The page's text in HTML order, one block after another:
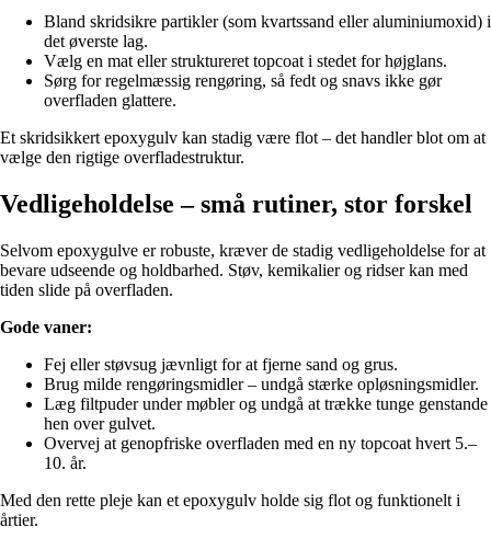
Bland skridsikre partikler (som kvartssand eller aluminiumoxid) i
det øverste lag.
Vælg en mat eller struktureret topcoat i stedet for højglans.
Sørg for regelmæssig rengøring, så fedt og snavs ikke gør
overfladen glattere.
Et skridsikkert epoxygulv kan stadig være flot – det handler blot om at
vælge den rigtige overfladestruktur.
Vedligeholdelse – små rutiner, stor forskel
Selvom epoxygulve er robuste, kræver de stadig vedligeholdelse for at
bevare udseende og holdbarhed. Støv, kemikalier og ridser kan med
tiden slide på overfladen.
Gode vaner:
Fej eller støvsug jævnligt for at fjerne sand og grus.
Brug milde rengøringsmidler – undgå stærke opløsningsmidler.
Læg filtpuder under møbler og undgå at trække tunge genstande
hen over gulvet.
Overvej at genopfriske overfladen med en ny topcoat hvert 5.–
10. år.
Med den rette pleje kan et epoxygulv holde sig flot og funktionelt i
årtier.